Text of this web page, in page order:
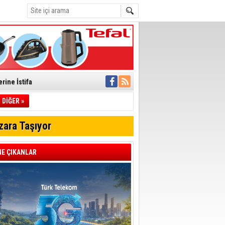
İletti
müdahale
Geçti
DİĞER »
Taşıyor
ÇIKANLAR